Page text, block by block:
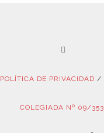
POLÍTICA DE PRIVACIDAD /
COLEGIADA Nº 09/353